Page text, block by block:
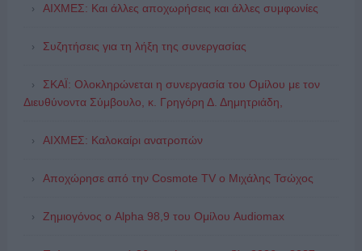
ΑΙΧΜΕΣ: Και άλλες αποχωρήσεις και άλλες συμφωνίες
Συζητήσεις για τη λήξη της συνεργασίας
ΣΚΑΪ: Ολοκληρώνεται η συνεργασία του Ομίλου με τον
Διευθύνοντα Σύμβουλο, κ. Γρηγόρη Δ. Δημητριάδη,
ΑΙΧΜΕΣ: Καλοκαίρι ανατροπών
Αποχώρησε από την Cosmote TV o Μιχάλης Τσώχος
Ζημιογόνος ο Alpha 98,9 του Ομίλου Audiomax